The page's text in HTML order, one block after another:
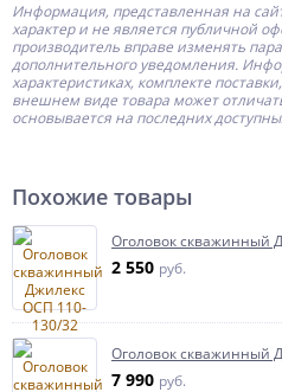
Информация, представленная на
характер и не является публичной
производитель вправе изменять
дополнительного уведомления.
характеристиках, комплекте
внешнем виде товара может
основывается на последних
Похожие товары
Оголовок скважинный
2 550 руб.
Оголовок скважинный
7 990 руб.